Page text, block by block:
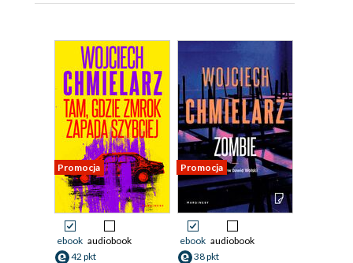
Promocja
ebook audiobook
42 pkt
Promocja
ebook audiobook
38 pkt